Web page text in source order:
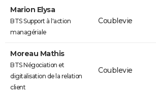
Marion Elysa
BTS Support à l'action
managériale
Coublevie
Moreau Mathis
BTS Négociation et
digitalisation de la relation
client
Coublevie